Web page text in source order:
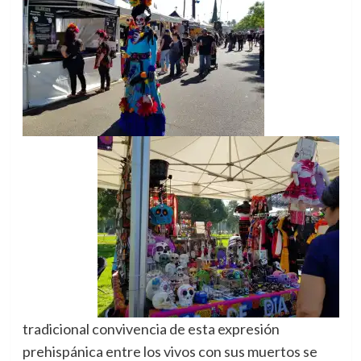
tradicional convivencia de esta expresión
prehispánica entre los vivos con sus muertos se